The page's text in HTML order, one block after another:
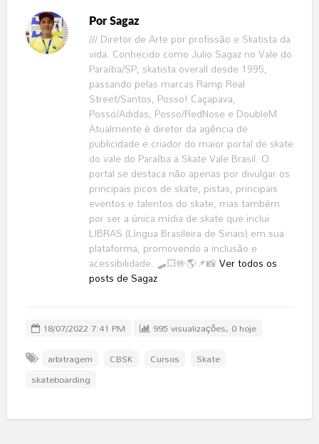
Por Sagaz
/// Diretor de Arte por profissão e Skatista da
vida. Conhecido como Julio Sagaz no Vale do
Paraíba/SP, skatista overall desde 1995,
passando pelas marcas Ramp Real
Street/Santos, Posso! Caçapava,
Posso/Adidas, Posso/RedNose e DoubleM.
Atualmente é diretor da agência de
publicidade e criador do maior portal de skate
do vale do Paraíba a Skate Vale Brasil. O
portal se destaca não apenas por divulgar os
principais picos de skate, pistas, principais
eventos e talentos do skate, mas também
por ser a única mídia de skate que inclui
LIBRAS (Língua Brasileira de Sinais) em sua
plataforma, promovendo a inclusão e
acessibilidade. 🛹💥🤟🌎📌📸Ver todos os
posts de Sagaz
18/07/2022 7:41 PM
995 visualizações, 0 hoje
arbitragem
CBSK Cursos
Skate
skateboarding